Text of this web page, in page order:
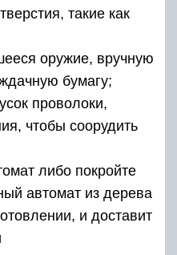
такие как
оружие, вручную
бумагу;
проволоки,
чтобы соорудить
либо покройте
автомат из дерева
и доставит